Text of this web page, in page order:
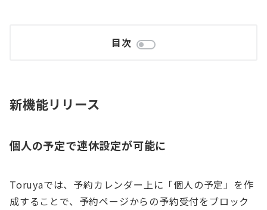
目次
新機能リリース
個人の予定で連休設定が可能に
Toruyaでは、予約カレンダー上に「個人の予定」を作
成することで、予約ページからの予約受付をブロック